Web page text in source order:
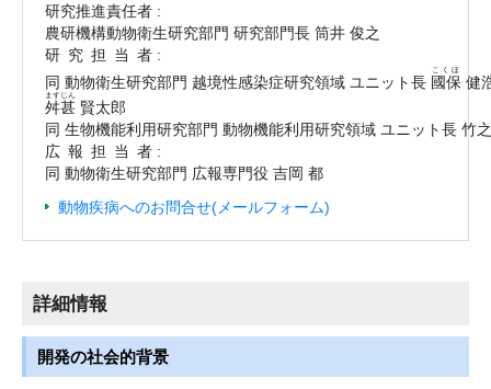
研究推進責任者 :
農研機構動物衛生研究部門 研究部門長 筒井 俊之
研究担当 者 :
同 動物衛生研究部門 越境性感染症研究領域 ユニット長 國保
こくほ
健
舛甚
ますじん
賢太郎
同 生物機能利用研究部門 動物機能利用研究領域 ユニット長 竹
広報担当 者 :
同 動物衛生研究部門 広報専門役 吉岡 都
動物疾病へのお問合せ(メールフォーム)
詳細情報
開発の社会的背景